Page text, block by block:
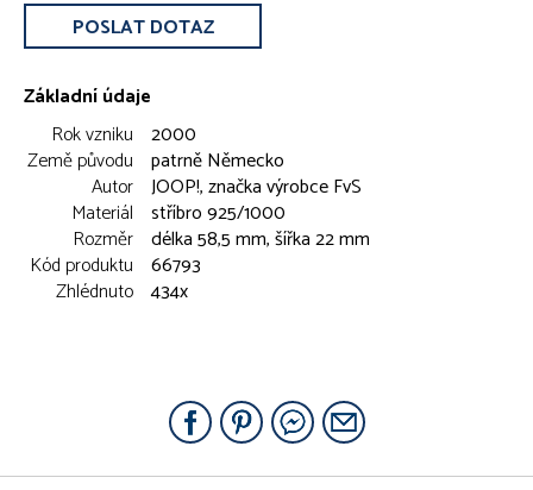
POSLAT DOTAZ
Základní údaje
Rok vzniku 2000
Země původu patrně Německo
Autor JOOP!, značka výrobce FvS
Materiál stříbro 925/1000
Rozměr délka 58,5 mm, šířka 22 mm
Kód produktu 66793
Zhlédnuto 434x